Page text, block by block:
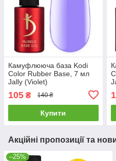
Камуфлююча база Kodi
Color Rubber Base, 7 мл
Jally (Violet)
105 ₴ 140 ₴
Купити
Акційні пропозиції та
–25%